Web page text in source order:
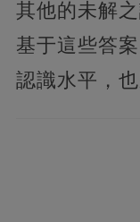
其他的未解
基于這些答
認識水平，